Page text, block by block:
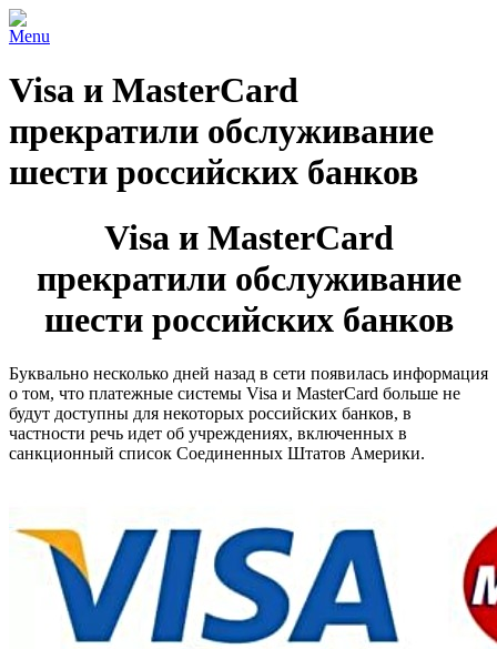
Menu
Visa и MasterСard
прекратили обслуживание
шести российских банков
Visa и MasterСard
прекратили обслуживание
шести российских банков
Буквально несколько дней назад в сети появилась информация
о том, что платежные системы Visa и MasterCard больше не
будут доступны для некоторых российских банков, в
частности речь идет об учреждениях, включенных в
санкционный список Соединенных Штатов Америки.